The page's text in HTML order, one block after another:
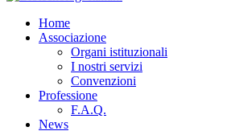
Home
Associazione
Organi istituzionali
I nostri servizi
Convenzioni
Professione
F.A.Q.
News